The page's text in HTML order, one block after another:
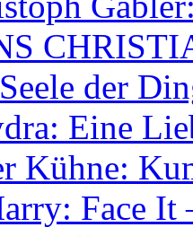
der
Eine
Kühne:
Face